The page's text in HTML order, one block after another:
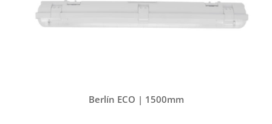
Berlín ECO | 1500mm